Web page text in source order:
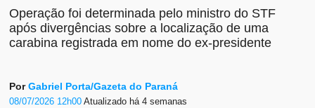
Operação foi determinada pelo ministro do STF
após divergências sobre a localização de uma
carabina registrada em nome do ex-presidente
PorGabriel Porta/Gazeta do Paraná
08/07/2026 12h00Atualizado há 4 semanas